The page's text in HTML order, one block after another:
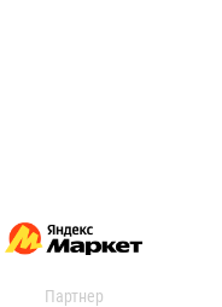
Партнер